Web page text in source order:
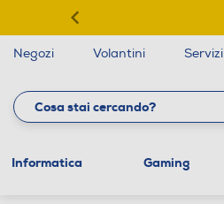
Negozi Volantini Servizi
Informatica Gaming